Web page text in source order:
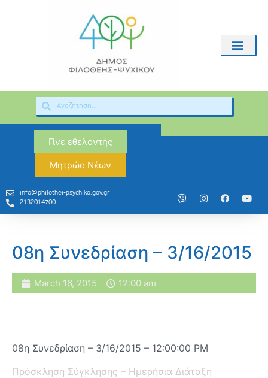
Γίνε εθελοντής
Μητρώο Νέων
info@philothei-psychiko.gov.gr
2132014700
08η Συνεδρίαση – 3/16/2015
March 16, 2015 12:00 am
08η Συνεδρίαση – 3/16/2015 – 12:00:00 PM
Πρόσκληση Σύγκλησης – Ημερήσια Διάταξη